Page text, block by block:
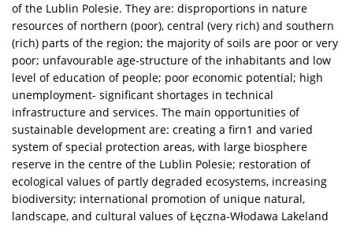
of the Lublin Polesie. They are: disproportions in nature
resources of northern (poor), central (very rich) and southern
(rich) parts of the region; the majority of soils are poor or very
poor; unfavourable age-structure of the inhabitants and low
level of education of people; poor economic potential; high
unemployment- significant shortages in technical
infrastructure and services. The main opportunities of
sustainable development are: creating a firn1 and varied
system of special protection areas, with large biosphere
reserve in the centre of the Lublin Polesie; restoration of
ecological values of partly degraded ecosystems, increasing
biodiversity; international promotion of unique natural,
landscape, and cultural values of Łęczna-Włodawa Lakeland